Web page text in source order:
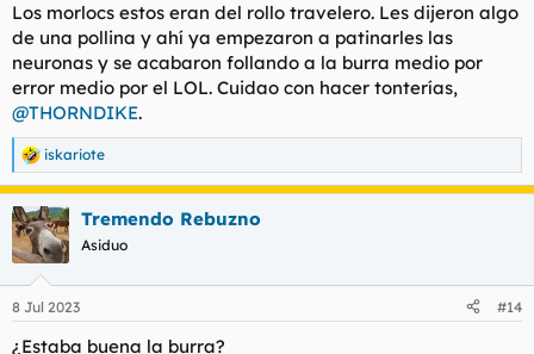
Los morlocs estos eran del rollo travelero. Les dijeron algo
de una pollina y ahí ya empezaron a patinarles las
neuronas y se acabaron follando a la burra medio por
error medio por el LOL. Cuidao con hacer tonterías,
@THORNDIKE.
R
e
a
c
c
i
e
iskariote
Tremendo Rebuzno
Asiduo
8 Jul 2023 #14
¿Estaba buena la burra?